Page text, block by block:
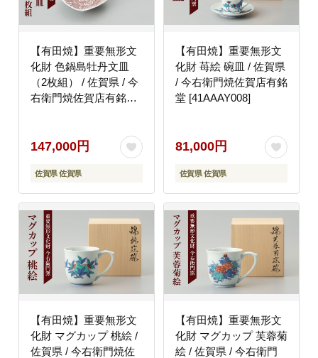
【有田焼】重要無形文
化財 色鍋島牡丹文皿
（2枚組） / 佐賀県 / 今
右衛門焼佐賀店有銘堂
147,000円
佐賀県 佐賀県
【有田焼】重要無形文
化財 苺絵 碗皿 / 佐賀県
/ 今右衛門焼佐賀店有銘
堂 [41AAAY008]
81,000円
佐賀県 佐賀県
【有田焼】重要無形文
化財 マグカップ 桃絵 /
佐賀県 / 今右衛門焼佐
【有田焼】重要無形文
化財 マグカップ 芙蓉菊
絵 / 佐賀県 / 今右衛門